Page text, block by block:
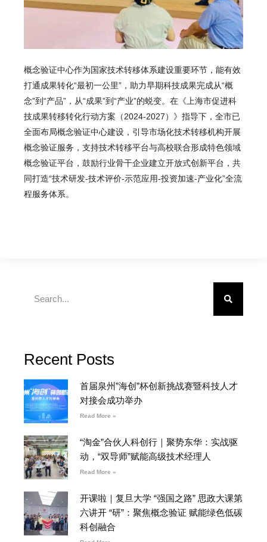
概念验证中心作为国家技术转移体系建设重要环节，能有效
打通成果转化“最初一公里”，助力早期科技成果完成从“概
念”到“产品”，从“成果”到“产业”的蜕变。在《上海市促进科
技成果转移转化行动方案（2024-2027）》指导下，全市已
全面布局概念验证中心建设，引导市场化技术转移机构开展
概念验证服务，支持技术转移平台与高校联合形成特色领域
概念验证平台，鼓励行业骨干企业建立开放式创新平台，共
同打造“技术研发-技术评价-示范应用-投资加速-产业化”全流
程服务体系。
Recent Posts
首届泉州”海创”杯创新挑战赛暨科技人才
对接会成功举办
Read More »
“淘金”合伙人科创行｜聚势东华：实战驱
动，“双导师”赋能高级技术经理人
Read More »
开课啦｜复旦大学 “强国之路” 思政大课第
六讲开 “研”：聚焦概念验证 赋能绿色低碳
科创融合